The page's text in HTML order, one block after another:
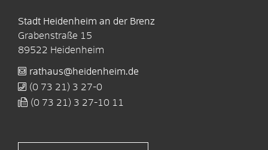
Stadt Heidenheim an der Brenz
Grabenstraße 15
89522 Heidenheim
rathaus@heidenheim.de
(0 73 21) 3 27-0
(0 73 21) 3 27-10 11